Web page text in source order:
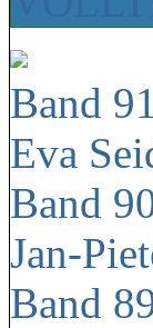
Band
Eva
Band
Jan-
Band